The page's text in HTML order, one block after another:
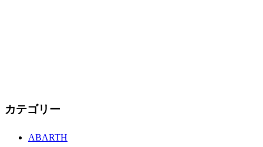
カテゴリー
ABARTH